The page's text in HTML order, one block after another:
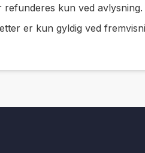
refunderes kun ved avlysning.
er kun gyldig ved